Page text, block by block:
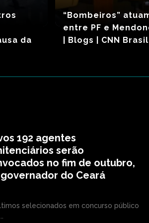
da
“Bombeiros”
entre PF e
| Blogs | CNN Brasil
192 agentes
serão
no fim de outubro,
do Ceará
selecionados em concurso público